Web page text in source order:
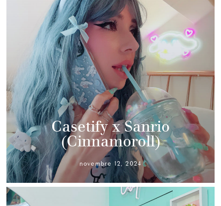
Casetify x Sanrio
(Cinnamoroll)
novembre 12, 2024